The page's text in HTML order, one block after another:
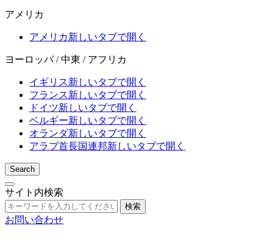
アメリカ
アメリカ新しいタブで開く
ヨーロッパ / 中東 / アフリカ
イギリス新しいタブで開く
フランス新しいタブで開く
ドイツ新しいタブで開く
ベルギー新しいタブで開く
オランダ新しいタブで開く
アラブ首長国連邦新しいタブで開く
Search
サイト内検索
検索
お問い合わせ